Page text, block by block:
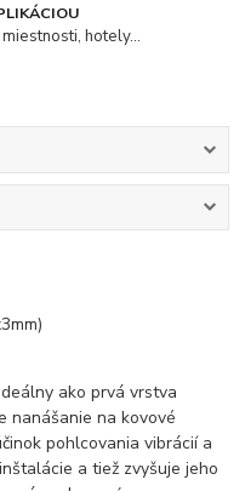
hotely...
ako prvá vrstva
nanášanie na kovové
pohlcovania vibrácií a
a tiež zvyšuje jeho